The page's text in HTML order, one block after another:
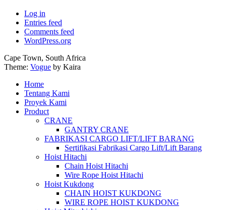
Log in
Entries feed
Comments feed
WordPress.org
Cape Town, South Africa
Theme: Vogue by Kaira
Home
Tentang Kami
Proyek Kami
Product
CRANE
GANTRY CRANE
FABRIKASI CARGO LIFT/LIFT BARANG
Sertifikasi Fabrikasi Cargo Lift/Lift Barang
Hoist Hitachi
Chain Hoist Hitachi
Wire Rope Hoist Hitachi
Hoist Kukdong
CHAIN HOIST KUKDONG
WIRE ROPE HOIST KUKDONG